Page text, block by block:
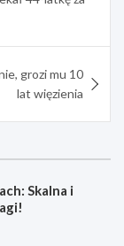
grozi mu 10
lat więzienia
Skalna i